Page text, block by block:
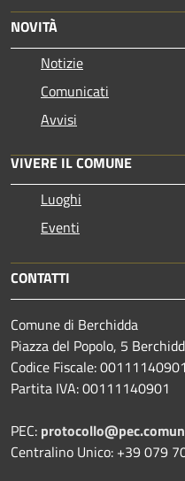
NOVITÀ
Notizie
Comunicati
Avvisi
VIVERE IL COMUNE
Luoghi
Eventi
CONTATTI
Comune di Berchidda
Piazza del Popolo, 5
Codice Fiscale: 00111140901
Partita IVA: 00111140901
PEC:
Centralino Unico: +39 079